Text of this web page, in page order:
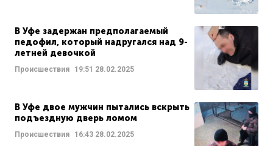
В Уфе задержан предполагаемый
педофил, который надругался над 9-
летней девочкой
Происшествия 19:51 28.02.2025
В Уфе двое мужчин пытались вскрыть
подъездную дверь ломом
Происшествия 16:43 28.02.2025